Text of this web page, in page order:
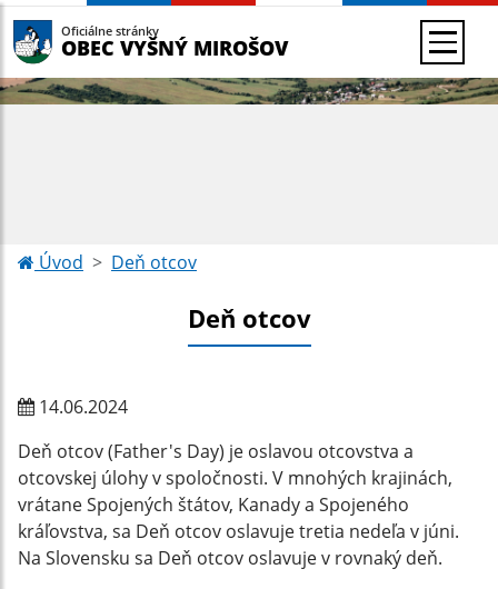
Oficiálne stránky
OBEC VYŠNÝ MIROŠOV
Úvod Deň otcov
Deň otcov
14.06.2024
Deň otcov (Father's Day) je oslavou otcovstva a
otcovskej úlohy v spoločnosti. V mnohých krajinách,
vrátane Spojených štátov, Kanady a Spojeného
kráľovstva, sa Deň otcov oslavuje tretia nedeľa v júni.
Na Slovensku sa Deň otcov oslavuje v rovnaký deň.